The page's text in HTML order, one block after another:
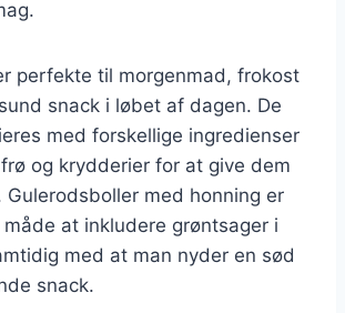
perfekte til morgenmad, frokost
snack i løbet af dagen. De
med forskellige ingredienser
og krydderier for at give dem
med honning er
at inkludere grøntsager i
med at man nyder en sød
snack.